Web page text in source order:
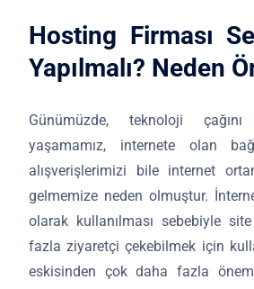
Hosting Firması
Yapılmalı? Neden
Günümüzde, teknoloji çağını
yaşamamız, internete olan
alışverişlerimizi bile internet
gelmemize neden olmuştur.
olarak kullanılması sebebiyle
fazla ziyaretçi çekebilmek için
eskisinden çok daha fazla